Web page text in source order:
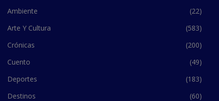
Ambiente
(22)
Arte Y Cultura
(583)
Crónicas
(200)
Cuento
(49)
Deportes
(183)
Destinos
(60)